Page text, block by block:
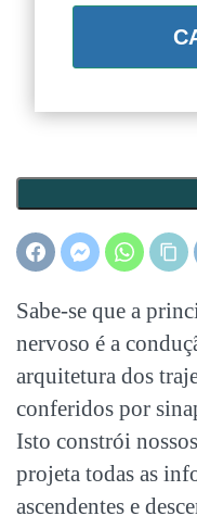
Sabe-se que a
nervoso é a
arquitetura dos
conferidos por
Isto constrói
projeta todas as
ascendentes e